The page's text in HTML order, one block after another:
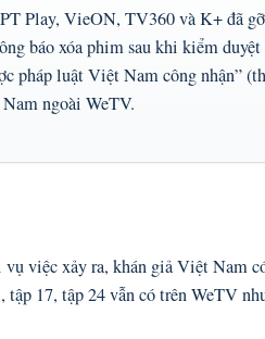
Play, VieON, TV360 và K+ đã
báo xóa phim sau khi kiểm
pháp luật Việt Nam công nhận”
ngoài WeTV.
việc xảy ra, khán giả Việt Nam
17, tập 24 vẫn có trên WeTV